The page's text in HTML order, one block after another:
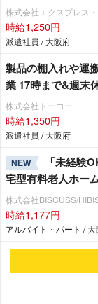
株式会社エクスプレス
時給1,250円
派遣社員 / 大阪府
製品の棚入れや運
業 17時まで&週末
株式会社トーコー
時給1,350円
派遣社員 / 大阪府
NEW
「未経験
宅型有料老人ホー
株式会社BISCUSS/
時給1,177円
アルバイト・パート /